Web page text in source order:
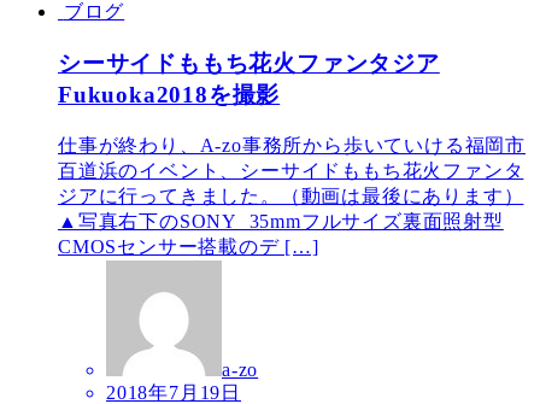
ブログ
シーサイドももち花火ファンタジア
Fukuoka2018を撮影
仕事が終わり、A-zo事務所から歩いていける福岡市
百道浜のイベント、シーサイドももち花火ファンタ
ジアに行ってきました。（動画は最後にあります）
▲写真右下のSONY 35mmフルサイズ裏面照射型
CMOSセンサー搭載のデ […]
a-zo
2018年7月19日